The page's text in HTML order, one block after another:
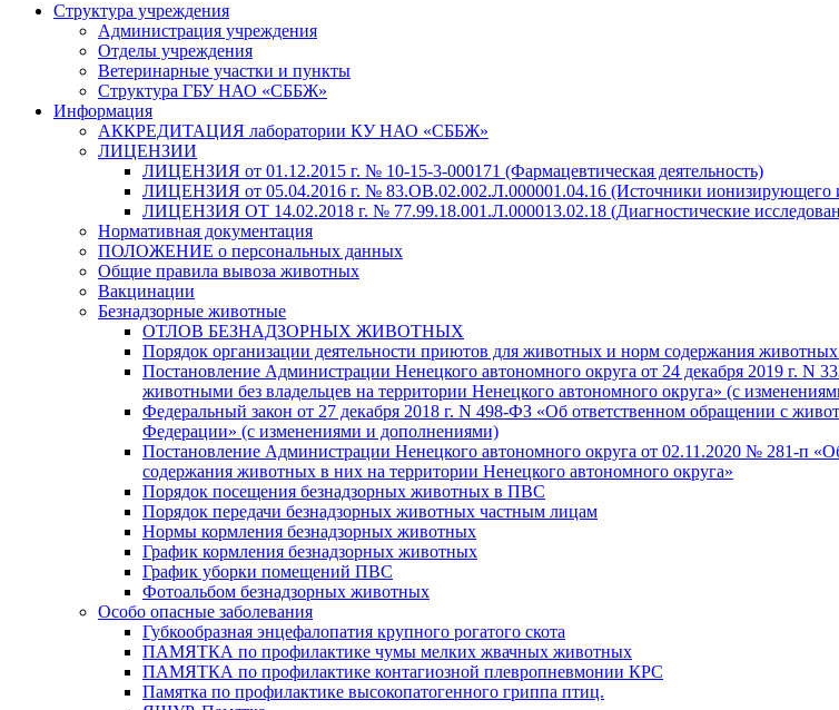
Структура учреждения
Администрация учреждения
Отделы учреждения
Ветеринарные участки и пункты
Структура ГБУ НАО «СББЖ»
Информация
АККРЕДИТАЦИЯ лаборатории КУ НАО «СББЖ»
ЛИЦЕНЗИИ
ЛИЦЕНЗИЯ от 01.12.2015 г. № 10-15-3-000171 (Фармацевтическая деятельность)
ЛИЦЕНЗИЯ от 05.04.2016 г. № 83.ОВ.02.002.Л.000001.04.16 (Источники ионизирующего
ЛИЦЕНЗИЯ ОТ 14.02.2018 г. № 77.99.18.001.Л.000013.02.18 (Диагностические
Нормативная документация
ПОЛОЖЕНИЕ о персональных данных
Общие правила вывоза животных
Вакцинации
Безнадзорные животные
ОТЛОВ БЕЗНАДЗОРНЫХ ЖИВОТНЫХ
Порядок организации деятельности приютов для животных и норм содержания
Постановление Администрации Ненецкого автономного округа от 24 декабря 2019 г. N
животными без владельцев на территории Ненецкого автономного округа» (с
Федеральный закон от 27 декабря 2018 г. N 498-ФЗ «Об ответственном обращении с
Федерации» (с изменениями и дополнениями)
Постановление Администрации Ненецкого автономного округа от 02.11.2020 № 281-п
содержания животных в них на территории Ненецкого автономного округа»
Порядок посещения безнадзорных животных в ПВС
Порядок передачи безнадзорных животных частным лицам
Нормы кормления безнадзорных животных
График кормления безнадзорных животных
График уборки помещений ПВС
Фотоальбом безнадзорных животных
Особо опасные заболевания
Губкообразная энцефалопатия крупного рогатого скота
ПАМЯТКА по профилактике чумы мелких жвачных животных
ПАМЯТКА по профилактике контагиозной плевропневмонии КРС
Памятка по профилактике высокопатогенного гриппа птиц.